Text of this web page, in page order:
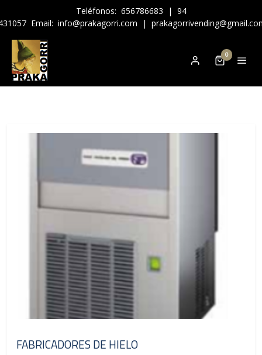
Teléfonos: 656786683 | 94
Email: info@prakagorri.com |
0
FABRICADORES DE HIELO